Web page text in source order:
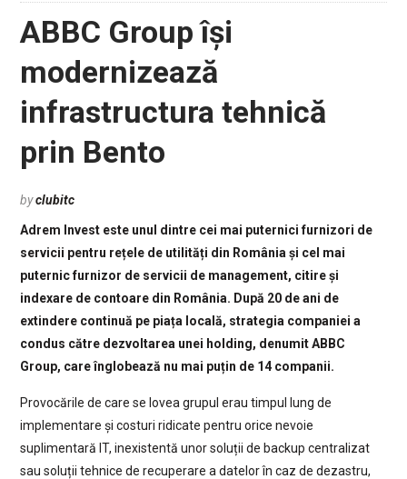
ABBC Group își
modernizează
infrastructura tehnică
prin Bento
byclubitc
Adrem Invest este unul dintre cei mai puternici furnizori de
servicii pentru rețele de utilități din România și cel mai
puternic furnizor de servicii de management, citire și
indexare de contoare din România. După 20 de ani de
extindere continuă pe piața locală, strategia companiei a
condus către dezvoltarea unei holding, denumit ABBC
Group, care înglobează nu mai puțin de 14 companii.
Provocările de care se lovea grupul erau timpul lung de
implementare și costuri ridicate pentru orice nevoie
suplimentară IT, inexistentă unor soluții de backup centralizat
sau soluții tehnice de recuperare a datelor în caz de dezastru,